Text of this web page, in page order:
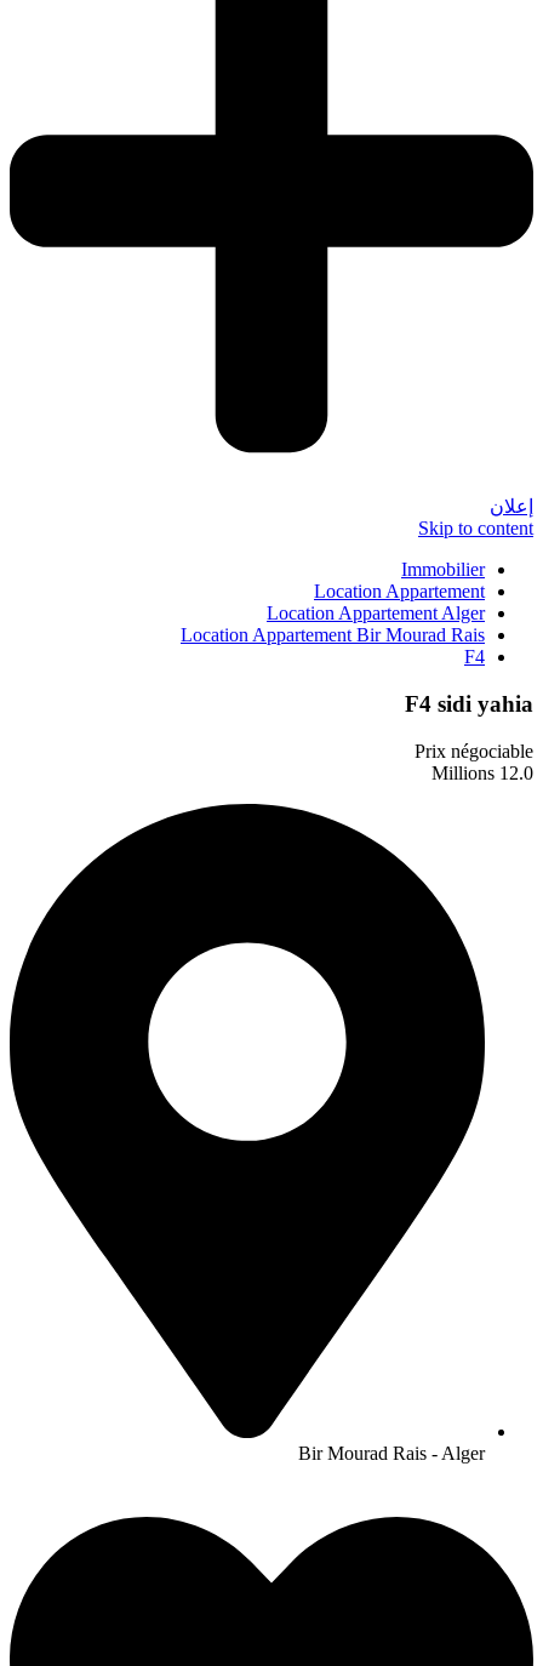
إعلان
Skip to content
Immobilier
Location Appartement
Location Appartement Alger
Location Appartement Bir Mourad Rais
F4
F4 sidi yahia
Prix négociable
12.0 Millions
Bir Mourad Rais - Alger